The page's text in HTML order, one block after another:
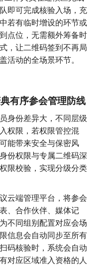
即可完成核验入场，充
若有临时增设的环节或
点位，无需额外筹备时
，让二维码签到不再局
活动的全场景环节。
有序参会管理防线
身份差异大，不同层级
权限，若权限管控混
能带来安全与保密风
份权限与专属二维码深
限校验，实现分级分类
云端管理平台，将参会
、合作伙伴、媒体记
不同组别配置对应会场
信息会自动同步至所有
码核验时，系统会自动
对应区域准入资格的人